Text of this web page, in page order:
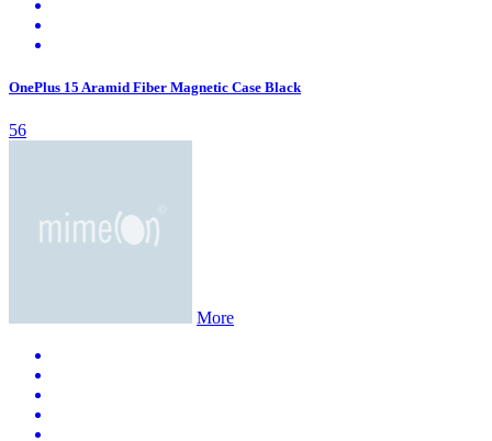
OnePlus 15 Aramid Fiber Magnetic Case Black
56
More